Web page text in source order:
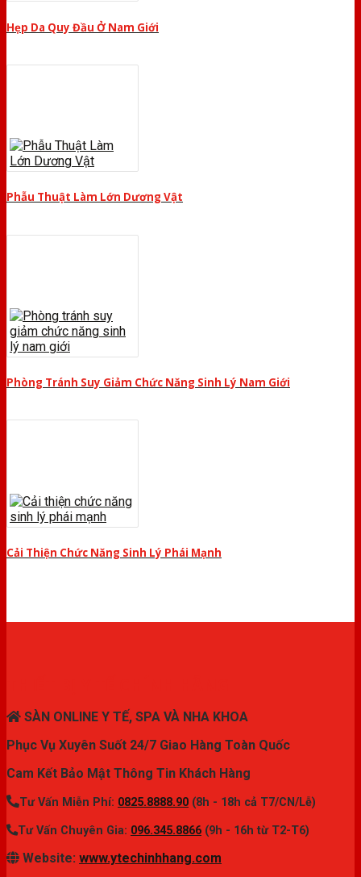
Hẹp Da Quy Đầu Ở Nam Giới
Phẫu Thuật Làm Lớn Dương Vật
Phòng Tránh Suy Giảm Chức Năng Sinh Lý Nam Giới
Cải Thiện Chức Năng Sinh Lý Phái Mạnh
SÀN ONLINE Y TẾ, SPA VÀ NHA KHOA
Phục Vụ Xuyên Suốt 24/7 Giao Hàng Toàn Quốc
Cam Kết Bảo Mật Thông Tin Khách Hàng
Tư Vấn Miễn Phí: 0825.8888.90 (8h - 18h cả T7/CN/Lễ)
Tư Vấn Chuyên Gia: 096.345.8866 (9h - 16h từ T2-T6)
Website: www.ytechinhhang.com